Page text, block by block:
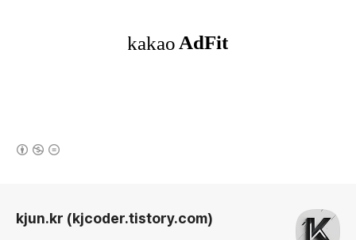
kjun.kr (kjcoder.tistory.com)